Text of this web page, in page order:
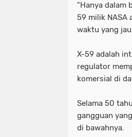
"Hanya dalam
59 milik NASA
waktu yang
X-59 adalah
regulator
komersial di
Selama 50
gangguan
di bawahnya.